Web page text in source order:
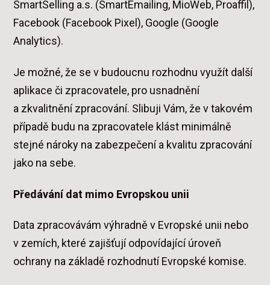
SmartSelling a.s. (SmartEmailing, MioWeb, Proaffil),
Facebook (Facebook Pixel), Google (Google
Analytics).
Je možné, že se v budoucnu rozhodnu využít další
aplikace či zpracovatele, pro usnadnění
a zkvalitnění zpracování. Slibuji Vám, že v takovém
případě budu na zpracovatele klást minimálně
stejné nároky na zabezpečení a kvalitu zpracování
jako na sebe.
Předávání dat mimo Evropskou unii
Data zpracovávám výhradně v Evropské unii nebo
v zemích, které zajišťují odpovídající úroveň
ochrany na základě rozhodnutí Evropské komise.